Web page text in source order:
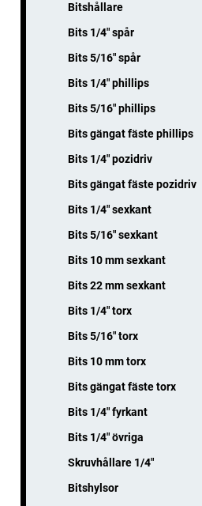
Bitshållare
Bits 1/4" spår
Bits 5/16" spår
Bits 1/4" phillips
Bits 5/16" phillips
Bits gängat fäste phillips
Bits 1/4" pozidriv
Bits gängat fäste pozidriv
Bits 1/4" sexkant
Bits 5/16" sexkant
Bits 10 mm sexkant
Bits 22 mm sexkant
Bits 1/4" torx
Bits 5/16" torx
Bits 10 mm torx
Bits gängat fäste torx
Bits 1/4" fyrkant
Bits 1/4" övriga
Skruvhållare 1/4"
Bitshylsor